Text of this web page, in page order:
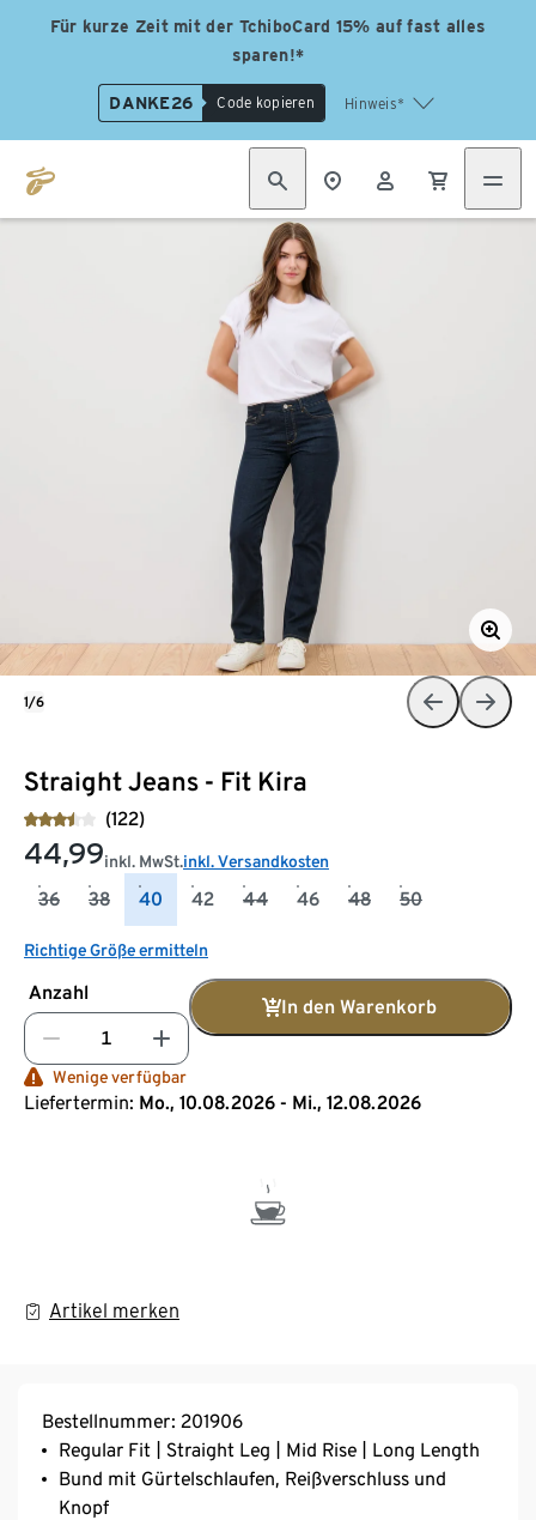
Für kurze Zeit mit der TchiboCard 15% auf fast alles
sparen!*
DANKE26 Code kopieren Hinweis*
Straight Jeans - Fit Kira
(122)
44,99inkl. MwSt.inkl. Versandkosten
36 38 40 42 44 46 48 50
Richtige Größe ermitteln
Anzahl
In den Warenkorb
Wenige verfügbar
Liefertermin: Mo., 10.08.2026 - Mi., 12.08.2026
Artikel merken
1/6
Bestellnummer: 201906
Regular Fit | Straight Leg | Mid Rise | Long Length
Bund mit Gürtelschlaufen, Reißverschluss und
Knopf